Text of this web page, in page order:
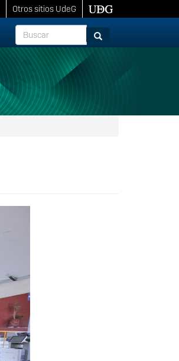
Otros sitios UdeG
Buscar
Buscar